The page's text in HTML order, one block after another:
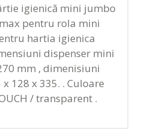
igienică mini jumbo
pentru rola mini
hartia igienica
dispenser mini
mm , dimenisiuni
128 x 335. . Culoare
/ transparent .